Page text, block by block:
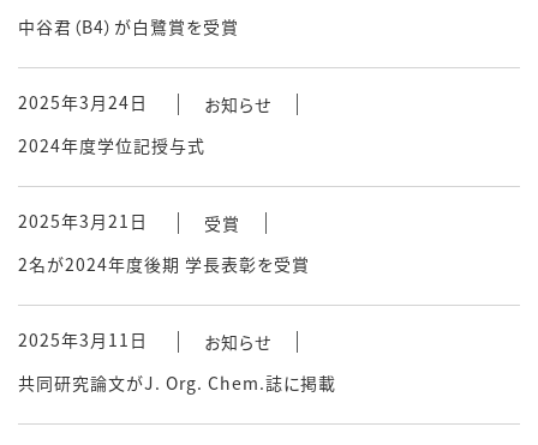
中谷君（B4）が白鷺賞を受賞
2025年3月24日
お知らせ
2024年度学位記授与式
2025年3月21日
受賞
2名が2024年度後期 学長表彰を受賞
2025年3月11日
お知らせ
共同研究論文がJ. Org. Chem.誌に掲載